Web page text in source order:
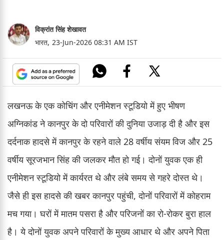
विक्रांत सिंह शेखावत
भारत, 23-Jun-2026 08:31 AM IST
लखनऊ के एक कोचिंग और एनीमेशन स्टूडियो में हुए भीषण
अग्निकांड ने कानपुर के दो परिवारों की दुनिया उजाड़ दी है और इस
दर्दनाक हादसे में कानपुर के रहने वाले 28 वर्षीय संयम विज और 25
वर्षीय सूरजभान सिंह की जलकर मौत हो गई। दोनों युवक एक ही
एनीमेशन स्टूडियो में कार्यरत थे और लंबे समय से गहरे दोस्त थे।
जैसे ही इस हादसे की खबर कानपुर पहुंची, दोनों परिवारों में कोहराम
मच गया। घरों में मातम पसरा है और परिजनों का रो-रोकर बुरा हाल
है। ये दोनों युवक अपने परिवारों के मुख्य आधार थे और अपने पिता